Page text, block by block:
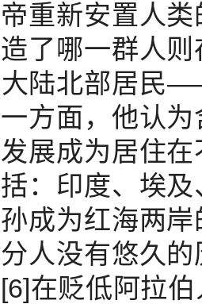
重新安置人
了哪一群人
陆北部居民
方面，他认
展成为居住
：印度、埃
成为红海两
人没有悠久
在贬低阿拉